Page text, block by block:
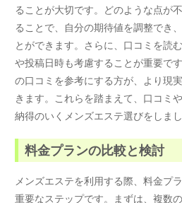
ることが大切です。どのような点が
ることで、自分の期待値を調整でき
とができます。さらに、口コミを読
や投稿日時も考慮することが重要で
の口コミを参考にする方が、より現
きます。これらを踏まえて、口コミ
納得のいくメンズエステ選びをしまし
料金プランの比較と検討
メンズエステを利用する際、料金プ
重要なステップです。まずは、複数